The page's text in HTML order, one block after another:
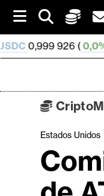
i
p
t
(0,0%) XRP
C
r
i
p
Estados Unidos